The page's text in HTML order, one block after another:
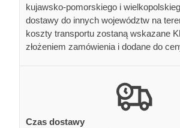
kujawsko-pomorskiego i
dostawy do innych województw na
koszty transportu zostaną wskazane
złożeniem zamówienia i dodane do
Czas dostawy